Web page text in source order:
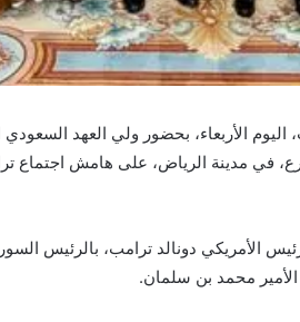
اليوم الأربعاء، بحضور ولي العهد
في مدينة الرياض، على هامش اجتماع
الأمريكي دونالد ترامب، بالرئيس
محمد بن سلمان.